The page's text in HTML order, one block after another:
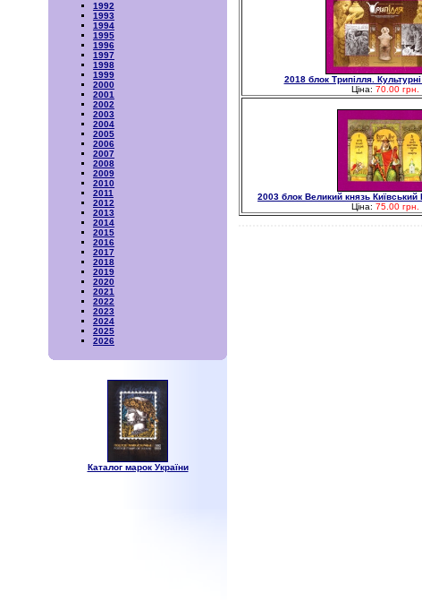
1992
1993
1994
1995
1996
1997
1998
1999
2000
2001
2002
2003
2004
2005
2006
2007
2008
2009
2010
2011
2012
2013
2014
2015
2016
2017
2018
2019
2020
2021
2022
2023
2024
2025
2026
Каталог марок України
2018 блок Трипілля.
Ціна: 70.00 грн.
2003 блок Великий князь
Ціна: 75.00 грн.